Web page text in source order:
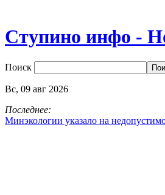
Ступино инфо -
Поиск
Вс, 09 авг 2026
Последнее:
Минэкологии указало на